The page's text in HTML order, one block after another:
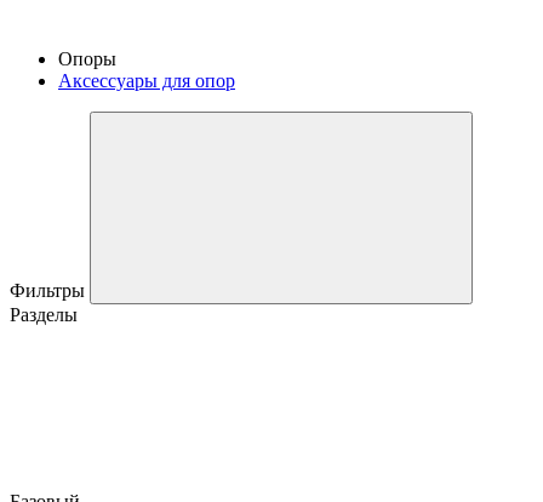
Опоры
Аксессуары для опор
Фильтры
Разделы